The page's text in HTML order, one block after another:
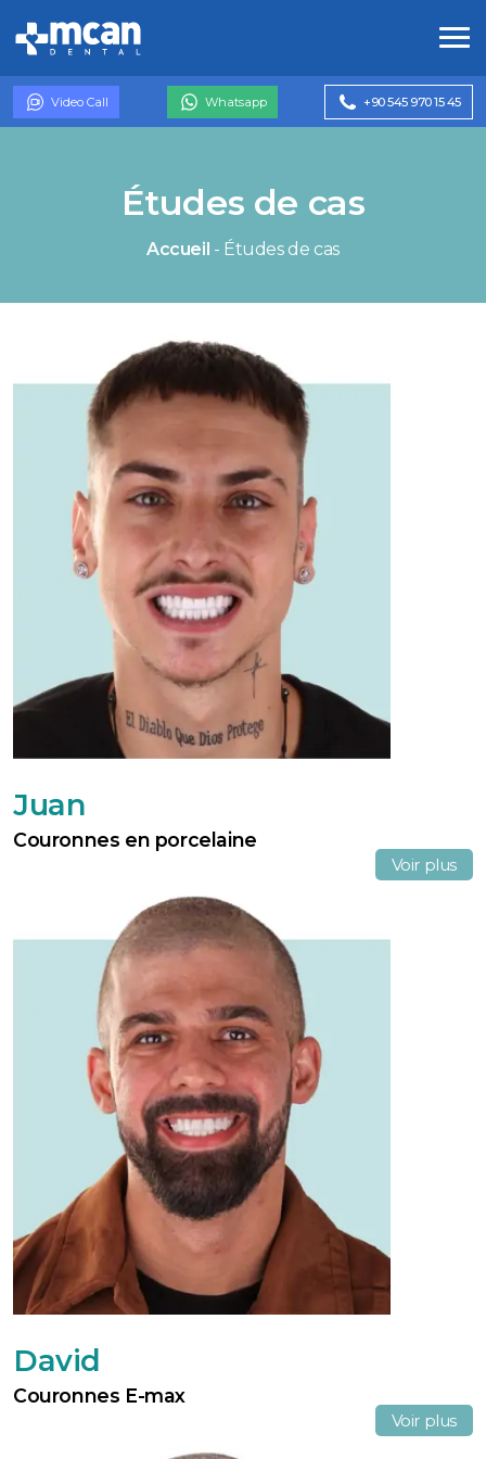
Video Call Whatsapp +90 545 970 15 45
Études de cas
Accueil - Études de cas
Juan
Couronnes en porcelaine
Voir plus
David
Couronnes E-max
Voir plus